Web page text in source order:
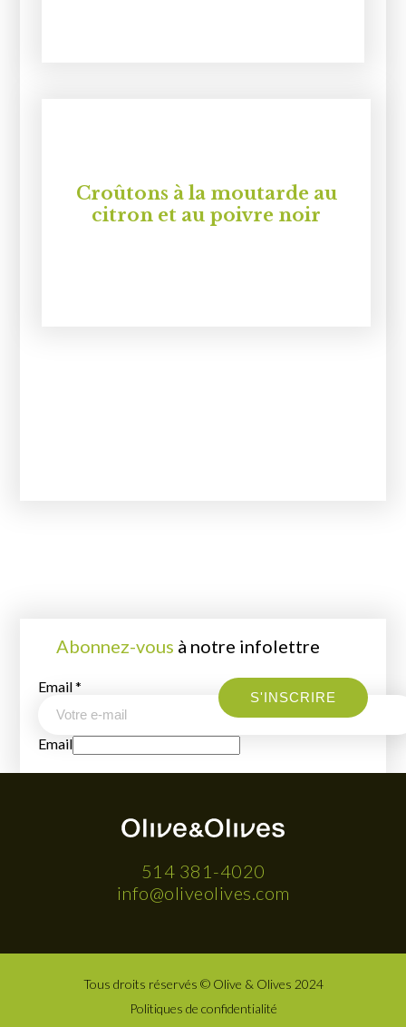
Croûtons à la moutarde au
citron et au poivre noir
Abonnez-vous à notre infolettre
Email*
Email
S'INSCRIRE
514 381-4020
info@oliveolives.com
Tous droits réservés © Olive & Olives 2024
Politiques de confidentialité